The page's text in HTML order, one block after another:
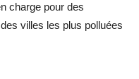
charge pour des
villes les plus polluées